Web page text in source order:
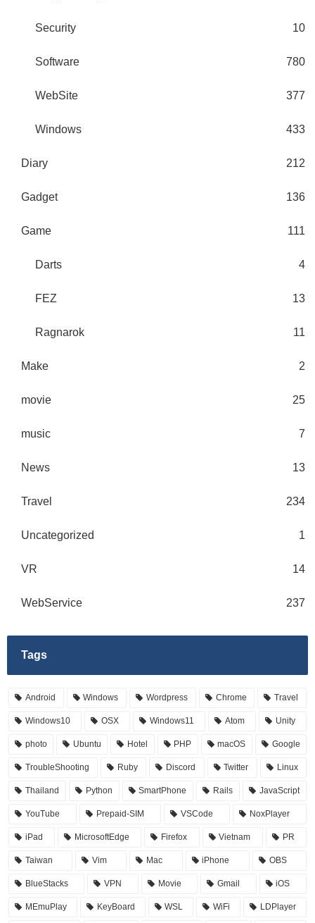
Security 10
Software 780
WebSite 377
Windows 433
Diary 212
Gadget 136
Game 111
Darts 4
FEZ 13
Ragnarok 11
Make 2
movie 25
music 7
News 13
Travel 234
Uncategorized 1
VR 14
WebService 237
Tags
Android Windows Wordpress Chrome Travel
Windows10 OSX Windows11 Atom Unity
photo Ubuntu Hotel PHP macOS Google
TroubleShooting Ruby Discord Twitter Linux
Thailand Python SmartPhone Rails JavaScript
YouTube Prepaid-SIM VSCode NoxPlayer
iPad MicrosoftEdge Firefox Vietnam PR
Taiwan Vim Mac iPhone OBS
BlueStacks VPN Movie Gmail iOS
MEmuPlay KeyBoard WSL WiFi LDPlayer